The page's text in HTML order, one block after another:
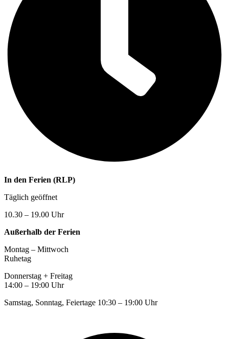
In den Ferien (RLP)
Täglich geöffnet
10.30 – 19.00 Uhr
Außerhalb der Ferien
Montag – Mittwoch
Ruhetag
Donnerstag + Freitag
14:00 – 19:00 Uhr
Samstag, Sonntag, Feiertage 10:30 – 19:00 Uhr